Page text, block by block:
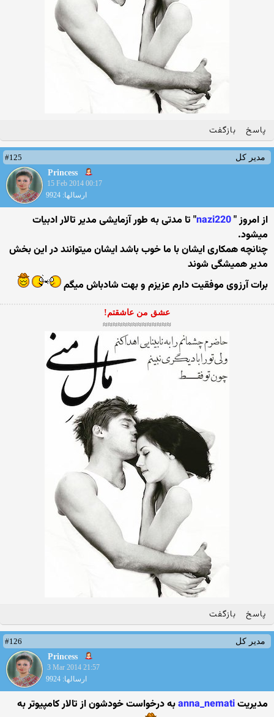
پاسخ بازگفت
مدیر کل
#125
Princess
15 Feb 2014 00:17
ارسالها: 9924
از امروز "nazi220" تا مدتی به طور آزمایشی مدیر تالار ادبیات
میشود.
چنانچه همكاری ایشان با ما خوب باشد ایشان میتوانند در این بخش
مدیر همیشگی شوند
برات آرزوی موفقیت دارم عزیزم و بهت شادباش میگم
عشق من عاشقتم!
≈≈≈≈≈≈≈≈≈≈≈≈≈≈
پاسخ بازگفت
مدیر کل
#126
Princess
3 Mar 2014 21:57
ارسالها: 9924
مدیریتanna_nematiبه درخواست خودشون از تالار کامپیوتر به